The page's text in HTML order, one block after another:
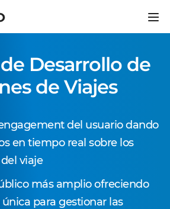
desarrollo asistido por IA
Desarrollo de
de Viajes
del usuario dando
en tiempo real sobre los
viaje
más amplio ofreciendo
para gestionar las